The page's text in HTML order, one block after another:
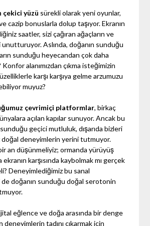
çekici yüzü sürekli olarak yeni oyunlar,
cazip bonuslarla dolup taşıyor. Ekranın
saatler, sizi çağıran ağaçların ve
unutturuyor. Aslında, doğanın sunduğu
sunduğu heyecandan çok daha
alanımızdan çıkma isteğimizin
karşı karşıya gelme arzumuzu
muyuz?
çevrimiçi platformlar, birkaç
açılan kapılar sunuyor. Ancak bu
geçici mutluluk, dışarıda bizleri
doğal deneyimlerin yerini tutmuyor.
an düşünmeliyiz; ormanda yürüyüş
ekranın karşısında kaybolmak mı gerçek
Deneyimlediğimiz bu sanal
doğanın sunduğu doğal serotonin
eğlence ve doğa arasında bir denge
deneyimlerin tadını çıkarmak için